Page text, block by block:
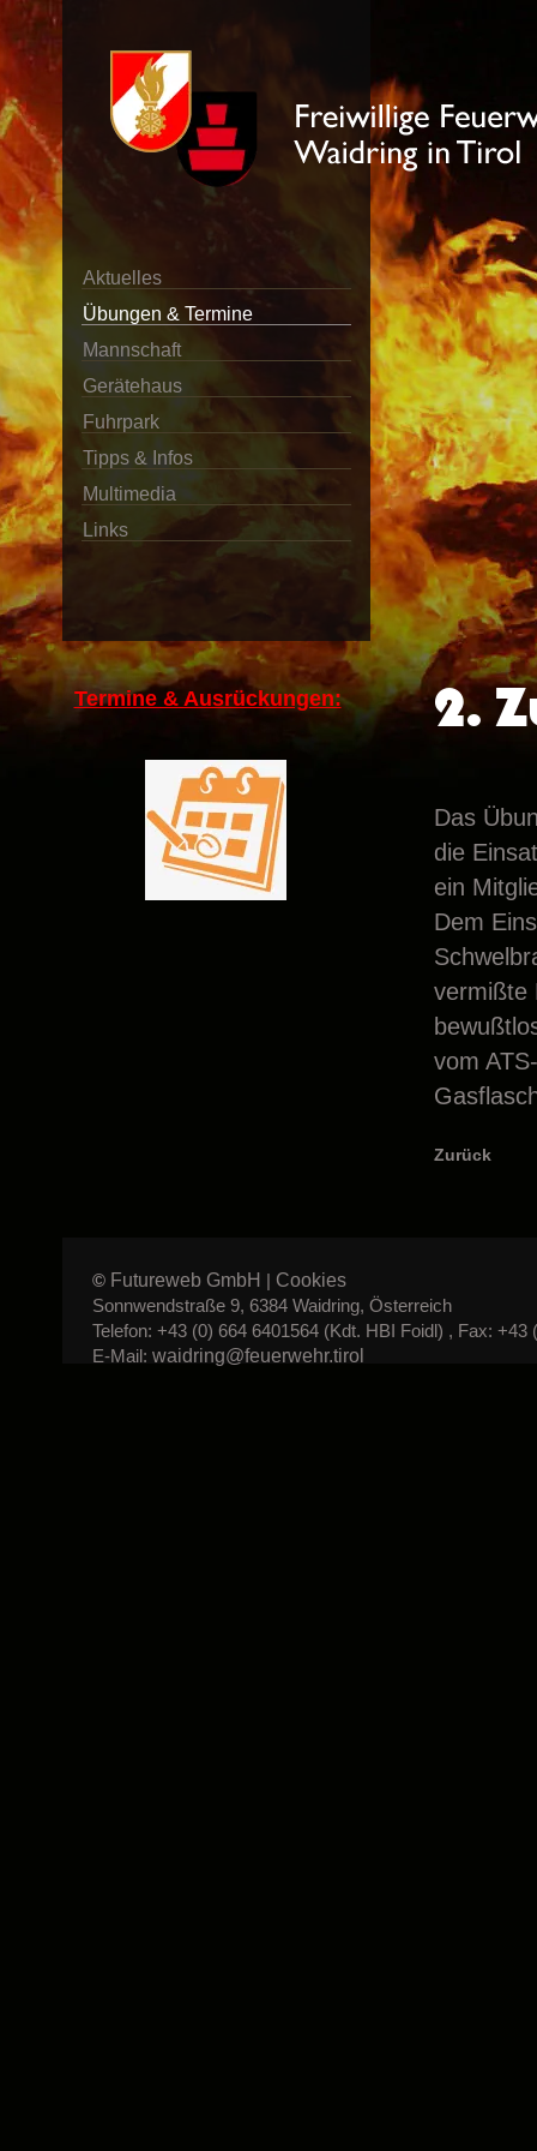
Aktuelles
Übungen & Termine
Mannschaft
Gerätehaus
Fuhrpark
Tipps & Infos
Multimedia
Links
Termine & Ausrückungen: 2.
Das
die
ein
Dem
vermißte
vom
Zurück
© Futureweb GmbH | Cookies
Sonnwendstraße 9, 6384 Waidring, Österreich
Telefon: +43 (0) 664 6401564 (Kdt. HBI Foidl) , Fax: +43
E-Mail: waidring@feuerwehr.tirol